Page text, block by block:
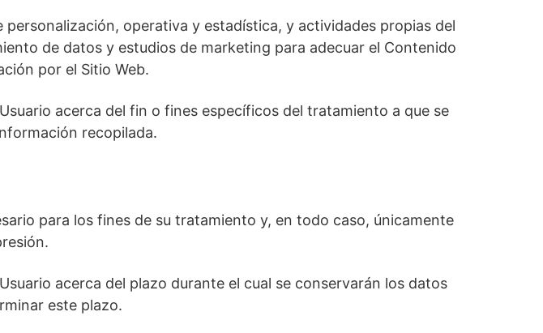
operativa y estadística, y actividades propias del
de datos y estudios de marketing para adecuar el Contenido
por el Sitio Web.
acerca del fin o fines específicos del tratamiento a que se
recopilada.
para los fines de su tratamiento y, en todo caso, únicamente
acerca del plazo durante el cual se conservarán los datos
este plazo.